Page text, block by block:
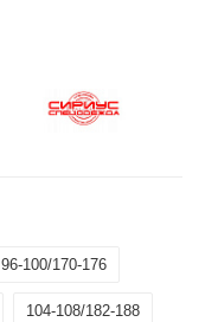
96-100/170-176
104-108/182-188